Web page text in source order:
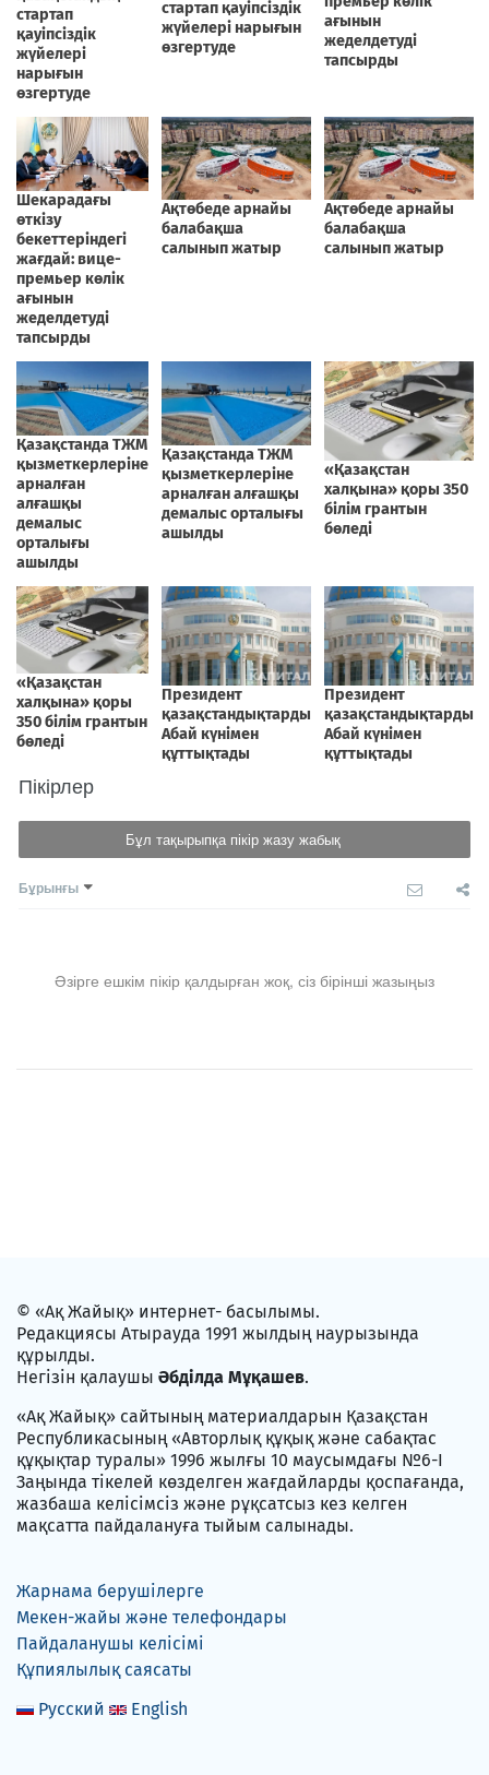
Пікірлер
Бұл тақырыпқа пікір жазу жабық
Бұрынғы
Әзірге ешкім пікір қалдырған жоқ, сіз бірінші жазыңыз
© «Ақ Жайық» интернет- басылымы.
Редакциясы Атырауда 1991 жылдың наурызында
құрылды.
Негізін қалаушы Әбділда Мұқашев.
«Ақ Жайық» сайтының материалдарын Қазақстан
Республикасының «Авторлық құқық және сабақтас
құқықтар туралы» 1996 жылғы 10 маусымдағы №6-I
Заңында тікелей көзделген жағдайларды қоспағанда,
жазбаша келісімсіз және рұқсатсыз кез келген
мақсатта пайдалануға тыйым салынады.
Жарнама берушілерге
Мекен-жайы және телефондары
Пайдаланушы келісімі
Құпиялылық саясаты
Русский
English